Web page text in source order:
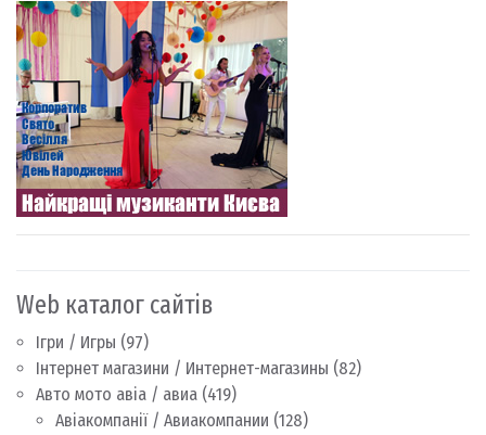
Web каталог сайтів
Ігри / Игры (97)
Інтернет магазини / Интернет-магазины (82)
Авто мото авіа / авиа (419)
Авіакомпанії / Авиакомпании (128)